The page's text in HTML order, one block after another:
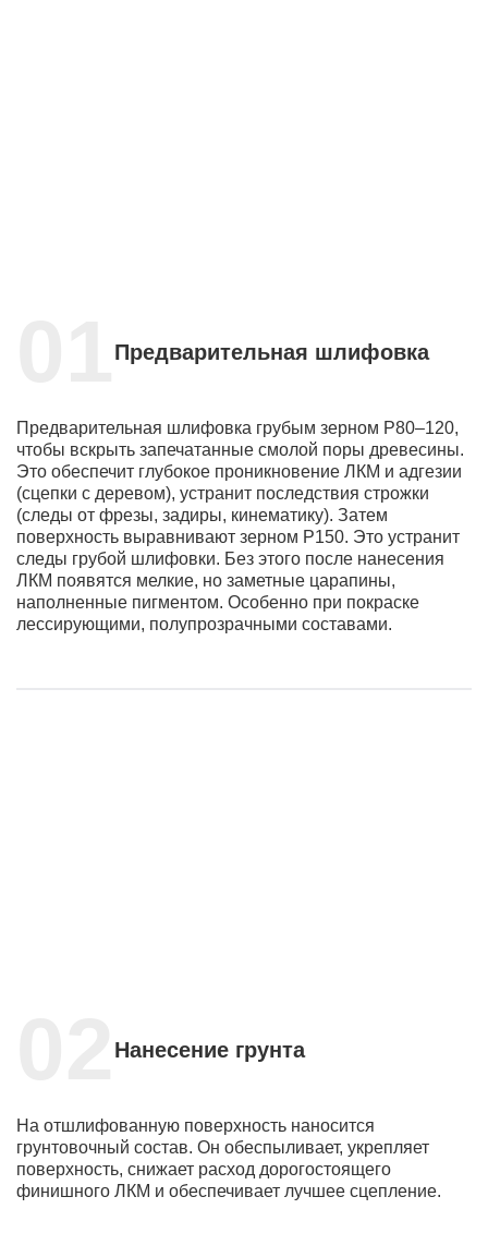
Предварительная шлифовка
Предварительная шлифовка грубым зерном Р80–120,
чтобы вскрыть запечатанные смолой поры древесины.
Это обеспечит глубокое проникновение ЛКМ и адгезии
(сцепки с деревом), устранит последствия строжки
(следы от фрезы, задиры, кинематику). Затем
поверхность выравнивают зерном P150. Это устранит
следы грубой шлифовки. Без этого после нанесения
ЛКМ появятся мелкие, но заметные царапины,
наполненные пигментом. Особенно при покраске
лессирующими, полупрозрачными составами.
Нанесение грунта
На отшлифованную поверхность наносится
грунтовочный состав. Он обеспыливает, укрепляет
поверхность, снижает расход дорогостоящего
финишного ЛКМ и обеспечивает лучшее сцепление.